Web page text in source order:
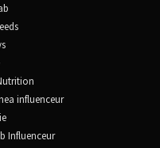
influenceur
Influenceur